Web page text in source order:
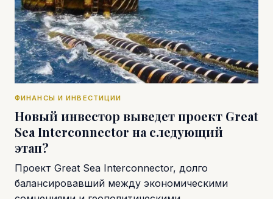
ФИНАНСЫ И ИНВЕСТИЦИИ
Новый инвестор выведет проект Great
Sea Interconnector на следующий
этап?
Проект Great Sea Interconnector, долго
балансировавший между экономическими